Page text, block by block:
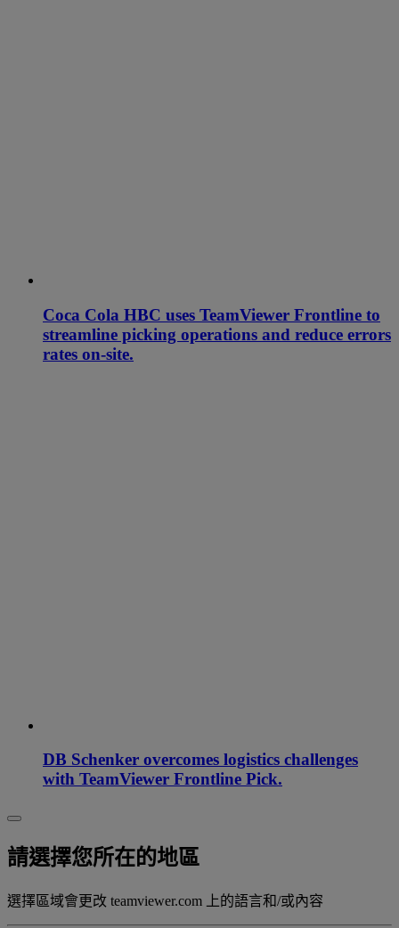
Coca Cola HBC uses TeamViewer Frontline to
streamline picking operations and reduce errors
rates on-site.
DB Schenker overcomes logistics challenges
with TeamViewer Frontline Pick.
請選擇您所在的地區
選擇區域會更改 teamviewer.com 上的語言和/或內容